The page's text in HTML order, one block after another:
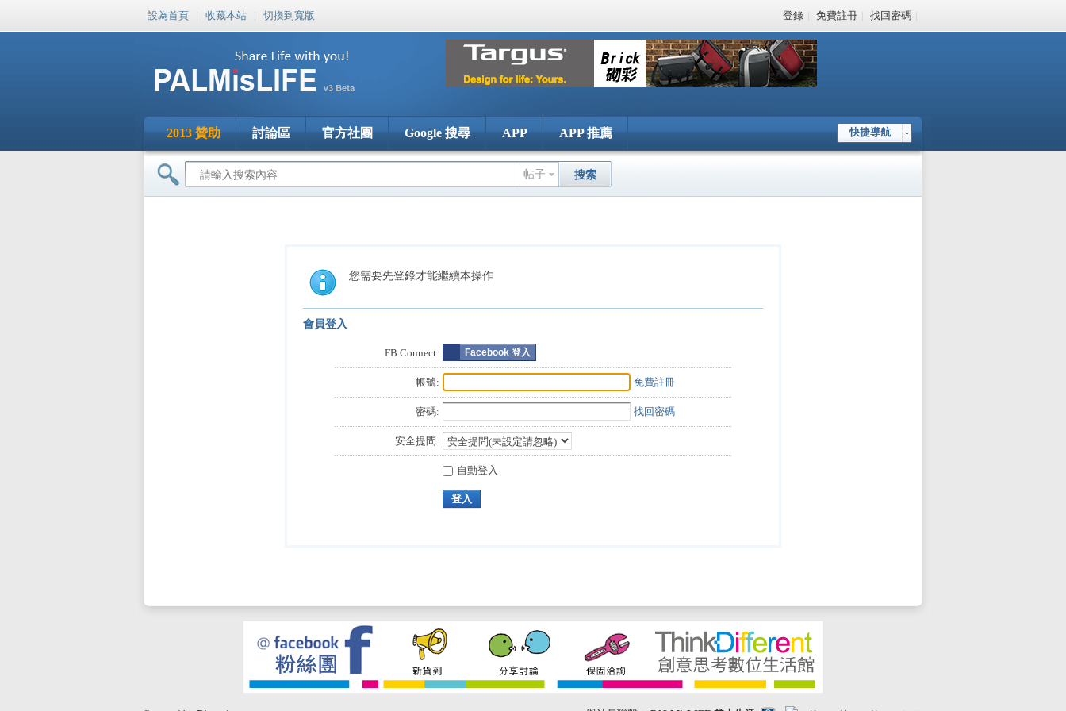
設為首頁 | 收藏本站 | 切換到寬版 登錄 | 免費註冊 | 找回密碼 |
快捷導航
2013 贊助 討論區 官方社團 Google 搜尋 APP APP 推薦
帖子 搜索
您需要先登錄才能繼續本操作
會員登入
FB Connect: Facebook 登入
帳號: 免費註冊
密碼: 找回密碼
安全提問:
自動登入
登入